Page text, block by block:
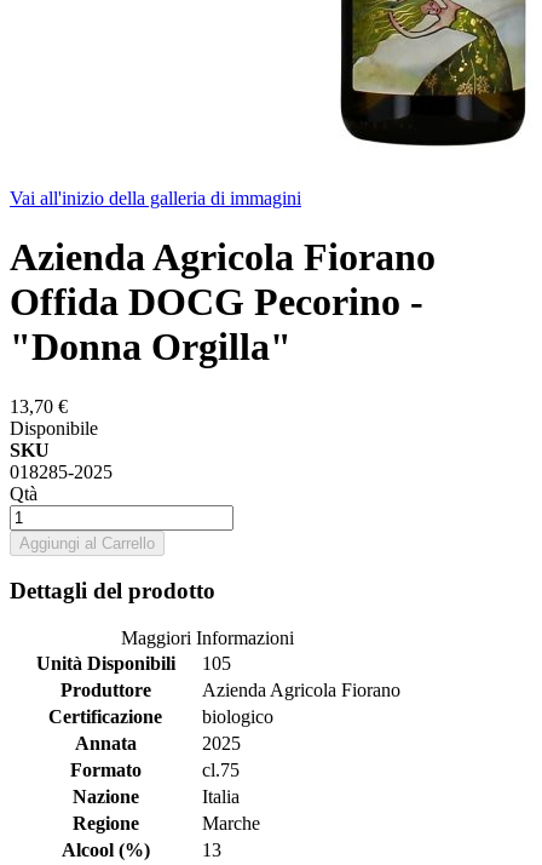
Vai all'inizio della galleria di immagini
Azienda Agricola Fiorano
Offida DOCG Pecorino -
"Donna Orgilla"
13,70 €
Disponibile
SKU
018285-2025
Qtà
Aggiungi al Carrello
Dettagli del prodotto
Maggiori Informazioni
Unità Disponibili
105
Produttore
Azienda Agricola Fiorano
Certificazione
biologico
Annata
2025
Formato
cl.75
Nazione
Italia
Regione
Marche
Alcool (%)
13